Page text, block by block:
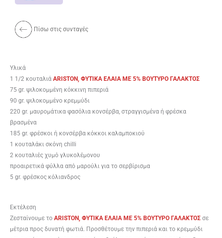
Πίσω στις συνταγές
Υλικά
1 1/2 κουταλιά ARISTON, ΦΥΤΙΚΑ ΕΛΑΙΑ ME 5% BOYTYΡΟ ΓΑΛΑΚΤΟΣ
75 gr. ψιλοκομμένη κόκκινη πιπεριά
90 gr. ψιλοκομμένο κρεμμύδι
220 gr. μαυρομάτικα φασόλια κονσέρβα, στραγγισμένα ή φρέσκα
βρασμένα
185 gr. φρέσκοι ή κονσέρβα κόκκοι καλαμποκιού
1 κουταλάκι σκόνη chilli
2 κουταλιές χυμό γλυκολέμονου
προαιρετικά φύλλα από μαρούλι για το σερβίρισμα
5 gr. φρέσκος κόλιανδρος
Εκτέλεση
Ζεσταίνουμε το ARISTON, ΦΥΤΙΚΑ ΕΛΑΙΑ ME 5% BOYTYΡΟ ΓΑΛΑΚΤΟΣ σε
μέτρια προς δυνατή φωτιά. Προσθέτουμε την πιπεριά και το κρεμμύδι